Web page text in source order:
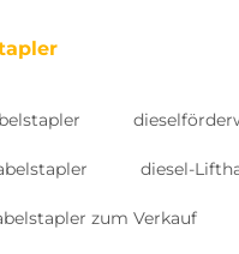
diesel-
zum Verkauf